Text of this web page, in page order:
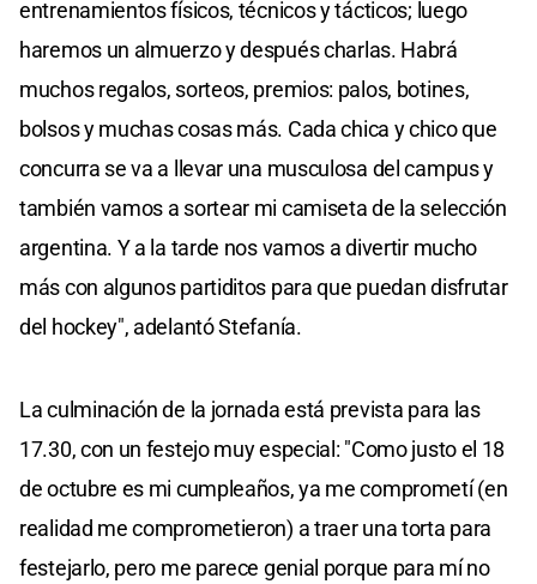
entrenamientos físicos, técnicos y tácticos; luego
haremos un almuerzo y después charlas. Habrá
muchos regalos, sorteos, premios: palos, botines,
bolsos y muchas cosas más. Cada chica y chico que
concurra se va a llevar una musculosa del campus y
también vamos a sortear mi camiseta de la selección
argentina. Y a la tarde nos vamos a divertir mucho
más con algunos partiditos para que puedan disfrutar
del hockey", adelantó Stefanía.
La culminación de la jornada está prevista para las
17.30, con un festejo muy especial: "Como justo el 18
de octubre es mi cumpleaños, ya me comprometí (en
realidad me comprometieron) a traer una torta para
festejarlo, pero me parece genial porque para mí no